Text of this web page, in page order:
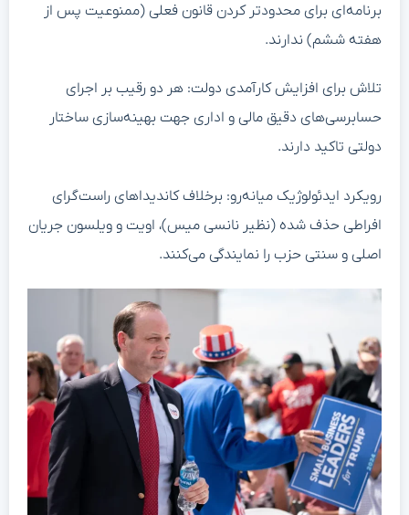
برنامه‌ای برای محدودتر کردن قانون فعلی (ممنوعیت پس از
هفته ششم) ندارند.
تلاش برای افزایش کارآمدی دولت: هر دو رقیب بر اجرای
حسابرسی‌های دقیق مالی و اداری جهت بهینه‌سازی ساختار
دولتی تاکید دارند.
رویکرد ایدئولوژیک میانه‌رو: برخلاف کاندیداهای راست‌گرای
افراطی حذف شده (نظیر نانسی میس)، اویت و ویلسون جریان
اصلی و سنتی حزب را نمایندگی می‌کنند.